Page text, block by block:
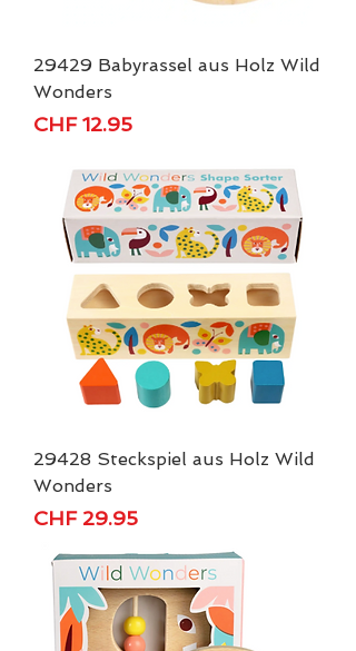
29429 Babyrassel aus Holz Wild
Wonders
Price
CHF 12.95
29428 Steckspiel aus Holz Wild
Wonders
Price
CHF 29.95